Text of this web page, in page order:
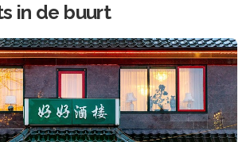
in de buurt